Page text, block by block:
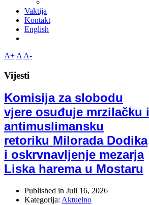
Vaktija
Kontakt
English
A+ A A-
Vijesti
Komisija za slobodu
vjere osuđuje mrzilačku i
antimuslimansku
retoriku Milorada Dodika
i oskrvnavljenje mezarja
Liska harema u Mostaru
Published in Juli 16, 2026
Kategorija: Aktuelno